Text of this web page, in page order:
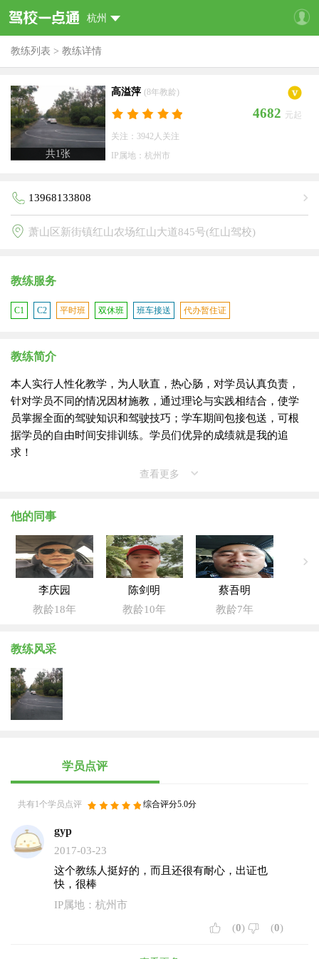
杭州
教练列表 > 教练详情
共1张
高溢萍 (8年教龄)
4682 元起
关注：3942人关注
IP属地：杭州市
13968133808
萧山区新街镇红山农场红山大道845号(红山驾校)
教练服务
C1 C2 平时班 双休班 班车接送 代办暂住证
教练简介
本人实行人性化教学，为人耿直，热心肠，对学员认真负责，
针对学员不同的情况因材施教，通过理论与实践相结合，使学
员掌握全面的驾驶知识和驾驶技巧；学车期间包接包送，可根
据学员的自由时间安排训练。学员们优异的成绩就是我的追
求！
查看更多
他的同事
李庆园
教龄18年
陈剑明
教龄10年
蔡吾明
教龄7年
教练风采
学员点评
共有1个学员点评 综合评分5.0分
gyp
2017-03-23
这个教练人挺好的，而且还很有耐心，出证也
快，很棒
IP属地：杭州市
(0) (0)